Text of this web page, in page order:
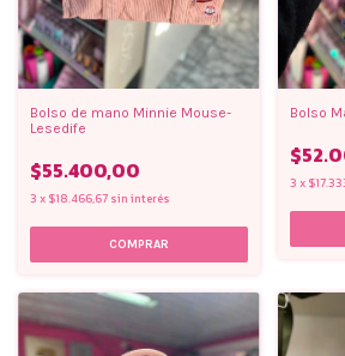
Bolso de mano Minnie Mouse-
Lesedife
$55.400,00
3 x $18.466,67 sin interés
COMPRAR
Bolso
3 x